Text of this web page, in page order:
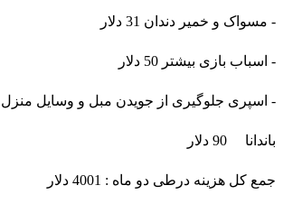
- مسواک و خمیر دندان 31 دلار
- اسباب بازی بیشتر 50 دلار
- اسپری جلوگیری از جویدن مبل و وسایل منزل 29 دلار
باندانا 90 دلار
جمع کل هزینه درطی دو ماه : 4001 دلار